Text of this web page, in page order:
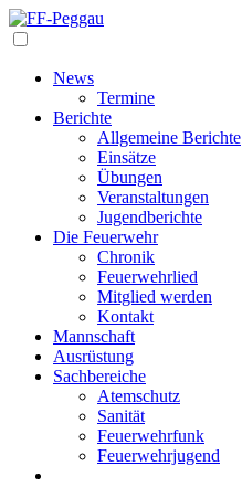
News
Termine
Berichte
Allgemeine Berichte
Einsätze
Übungen
Veranstaltungen
Jugendberichte
Die Feuerwehr
Chronik
Feuerwehrlied
Mitglied werden
Kontakt
Mannschaft
Ausrüstung
Sachbereiche
Atemschutz
Sanität
Feuerwehrfunk
Feuerwehrjugend